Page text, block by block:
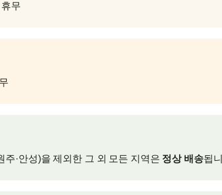
무
주·안성)을 제외한 그 외 모든 지역은 정상 배송됩